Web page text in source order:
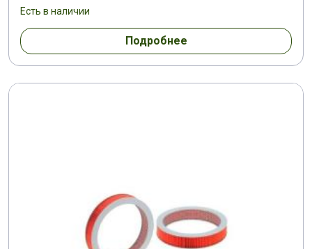
Есть в наличии
Подробнее